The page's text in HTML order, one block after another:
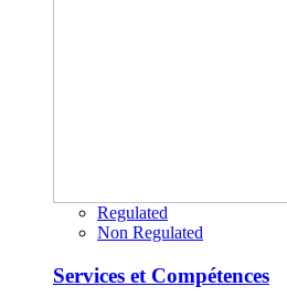
Regulated
Non Regulated
Services et Compétences